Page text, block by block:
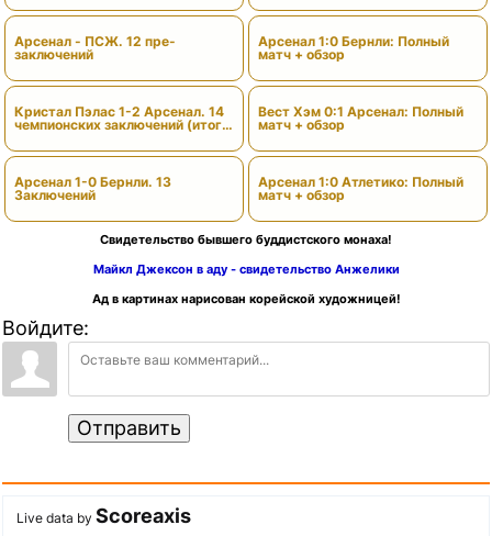
Арсенал - ПСЖ. 12 пре-
заключений
Кристал Пэлас 1-2 Арсенал. 14
чемпионских заключений (итоги
Арсенал 1-0 Бернли. 13
Заключений
Арсенал 1:0 Бернли: Полный
матч + обзор
Вест Хэм 0:1 Арсенал: Полный
матч + обзор
Арсенал 1:0 Атлетико: Полный
матч + обзор
Свидетельство бывшего буддистского монаха!
Майкл Джексон в аду - свидетельство Анжелики
Ад в картинах нарисован корейской художницей!
Войдите:
Отправить
Live data by Scoreaxis